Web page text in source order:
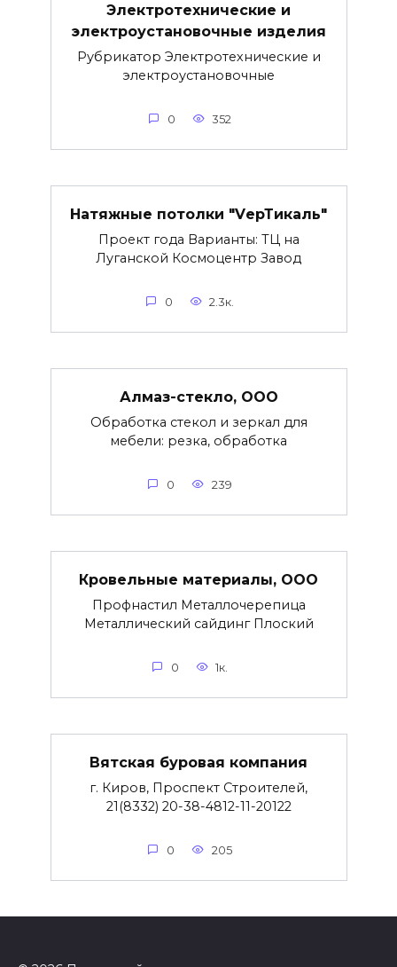
Электротехнические и
электроустановочные изделия
Рубрикатор Электротехнические и
электроустановочные
0 352
Натяжные потолки "VерТикаль"
Проект года Варианты: ТЦ на
Луганской Космоцентр Завод
0 2.3к.
Алмаз-стекло, ООО
Обработка стекол и зеркал для
мебели: резка, обработка
0 239
Кровельные материалы, ООО
Профнастил Металлочерепица
Металлический сайдинг Плоский
0 1к.
Вятская буровая компания
г. Киров, Проспект Строителей,
21(8332) 20-38-4812-11-20122
0 205